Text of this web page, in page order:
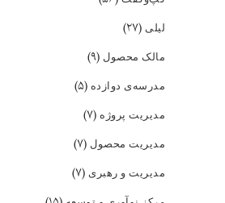
لیلی (۲۷)
مالک محصول (۹)
مدرسه‌ی دوازده (۵)
مدیریت پروژه (۷)
مدیریت محصول (۷)
مدیریت و رهبری (۷)